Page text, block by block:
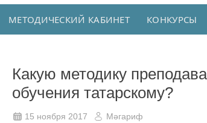
МЕТОДИЧЕСКИЙ КАБИНЕТ КОНКУРСЫ
Какую методику
обучения татарскому?
15 ноября 2017 Мәгариф